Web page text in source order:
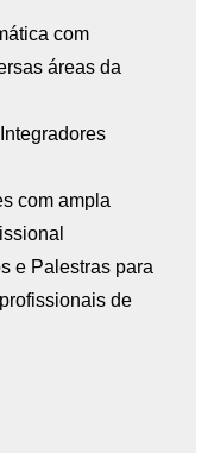
com
áreas da
com ampla
e Palestras para
de